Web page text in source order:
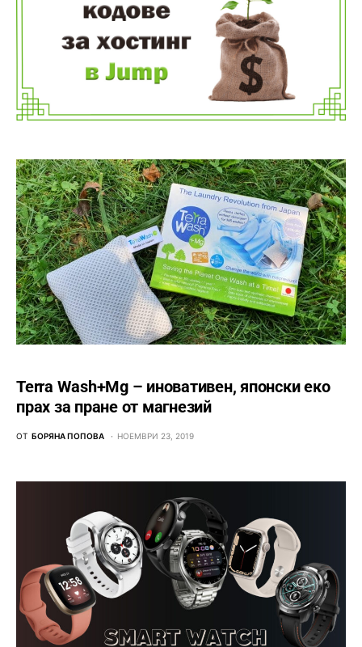
Terra Wash+Mg – иновативен, японски еко
прах за пране от магнезий
ОТ БОРЯНА ПОПОВА НОЕМВРИ 23, 2019